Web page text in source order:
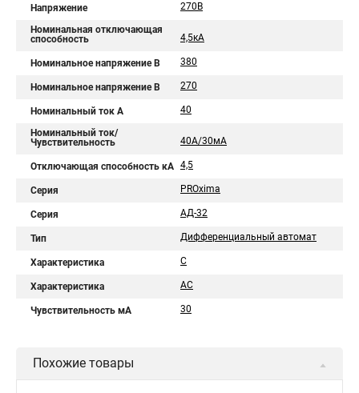
Напряжение 270В
Номинальная отключающая
способность
4,5кА
Номинальное напряжение В 380
Номинальное напряжение В 270
Номинальный ток A 40
Номинальный ток/
Чувствительность
40А/30мА
Отключающая способность кА 4,5
Серия PROxima
Серия АД-32
Тип Дифференциальный автомат
Характеристика C
Характеристика AC
Чувствительность мА 30
Похожие товары